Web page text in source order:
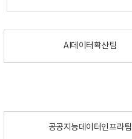
AI데이터확산팀
공공지능데이터인프라팀